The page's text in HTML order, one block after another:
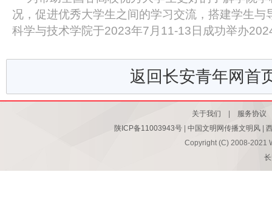
况，促进优秀大学生之间的学习交流，搭建学生与
科学与技术学院于2023年7月11-13日成功举办
返回长安青年网首
关于我们 服务协议
陕ICP备11003943号
中国文明网传播文明风
Copyright (C) 2008-2021